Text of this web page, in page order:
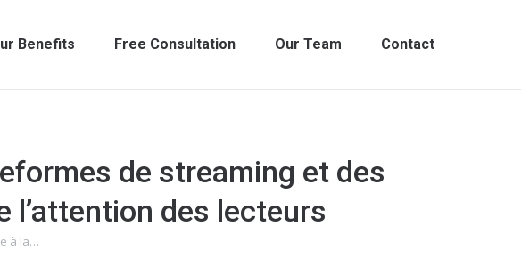
Benefits Free Consultation Our Team Contact
de streaming et des
l’attention des lecteurs
à la…